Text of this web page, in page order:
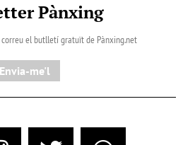
Pànxing
el butlletí gratuït de Pànxing.net​
Envia-me'l